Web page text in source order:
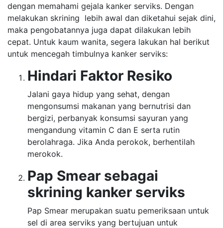
dengan memahami gejala kanker serviks. Dengan
melakukan skrining lebih awal dan diketahui sejak dini,
maka pengobatannya juga dapat dilakukan lebih
cepat. Untuk kaum wanita, segera lakukan hal berikut
untuk mencegah timbulnya kanker serviks:
Hindari Faktor Resiko
Jalani gaya hidup yang sehat, dengan
mengonsumsi makanan yang bernutrisi dan
bergizi, perbanyak konsumsi sayuran yang
mengandung vitamin C dan E serta rutin
berolahraga. Jika Anda perokok, berhentilah
merokok.
Pap Smear sebagai
skrining kanker serviks
Pap Smear merupakan suatu pemeriksaan untuk
sel di area serviks yang bertujuan untuk